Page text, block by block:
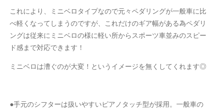
これにより、ミニベロタイプなので元々ペダリングが一般車に比
べ軽くなってしまうのですが、これだけのギア幅がある為ペダリ
ングは従来にミニベロの様に軽い所からスポーツ車並みのスピー
ド感まで対応できます！
ミニベロは漕ぐのが大変！というイメージを無くしてくれます◎
●手元のシフターは扱いやすいピアノタッチ型が採用。一般車の